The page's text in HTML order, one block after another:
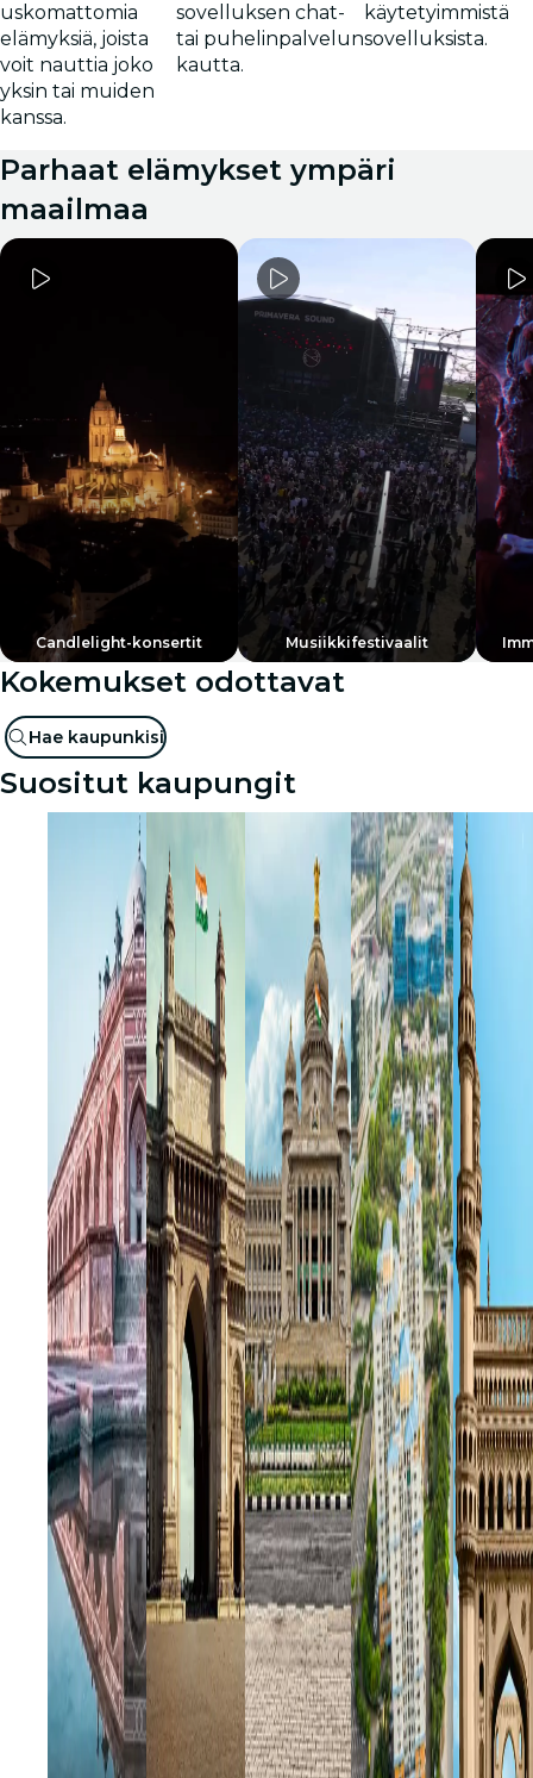
uskomattomia
elämyksiä, joista
voit nauttia joko
yksin tai muiden
kanssa.
sovelluksen chat-
tai puhelinpalvelun
kautta.
käytetyimmistä
sovelluksista.
Parhaat elämykset ympäri
maailmaa
Candlelight-konsertit Musiikkifestivaalit
Kokemukset odottavat
Hae kaupunkisi
Suositut kaupungit